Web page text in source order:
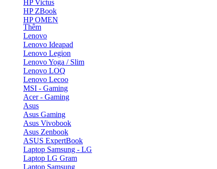
HP Victus
HP ZBook
HP OMEN
Thêm
Lenovo
Lenovo Ideapad
Lenovo Legion
Lenovo Yoga / Slim
Lenovo LOQ
Lenovo Lecoo
MSI - Gaming
Acer - Gaming
Asus
Asus Gaming
Asus Vivobook
Asus Zenbook
ASUS ExpertBook
Laptop Samsung - LG
Laptop LG Gram
Laptop Samsung